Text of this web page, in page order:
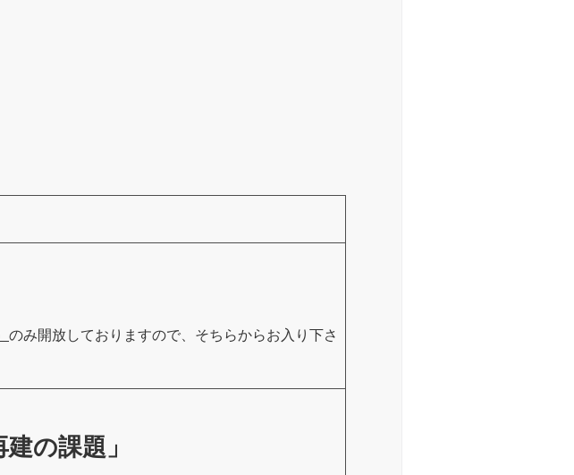
のみ開放しておりますので、そちらからお入り下さ
の課題」